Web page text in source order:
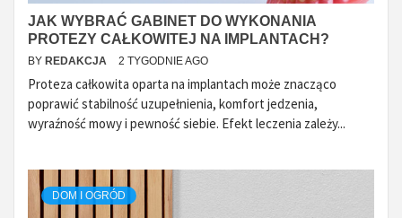
JAK WYBRAĆ GABINET DO WYKONANIA
PROTEZY CAŁKOWITEJ NA IMPLANTACH?
BY REDAKCJA 2 TYGODNIE AGO
Proteza całkowita oparta na implantach może znacząco
poprawić stabilność uzupełnienia, komfort jedzenia,
wyraźność mowy i pewność siebie. Efekt leczenia zależy...
DOM I OGRÓD